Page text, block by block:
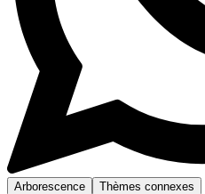
Arborescence Thèmes connexes